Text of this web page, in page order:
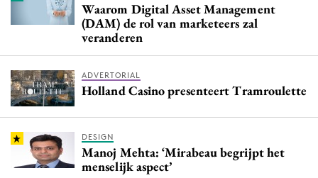
Waarom Digital Asset Management
(DAM) de rol van marketeers zal
veranderen
ADVERTORIAL
Holland Casino presenteert Tramroulette
DESIGN
Manoj Mehta: ‘Mirabeau begrijpt het
menselijk aspect’